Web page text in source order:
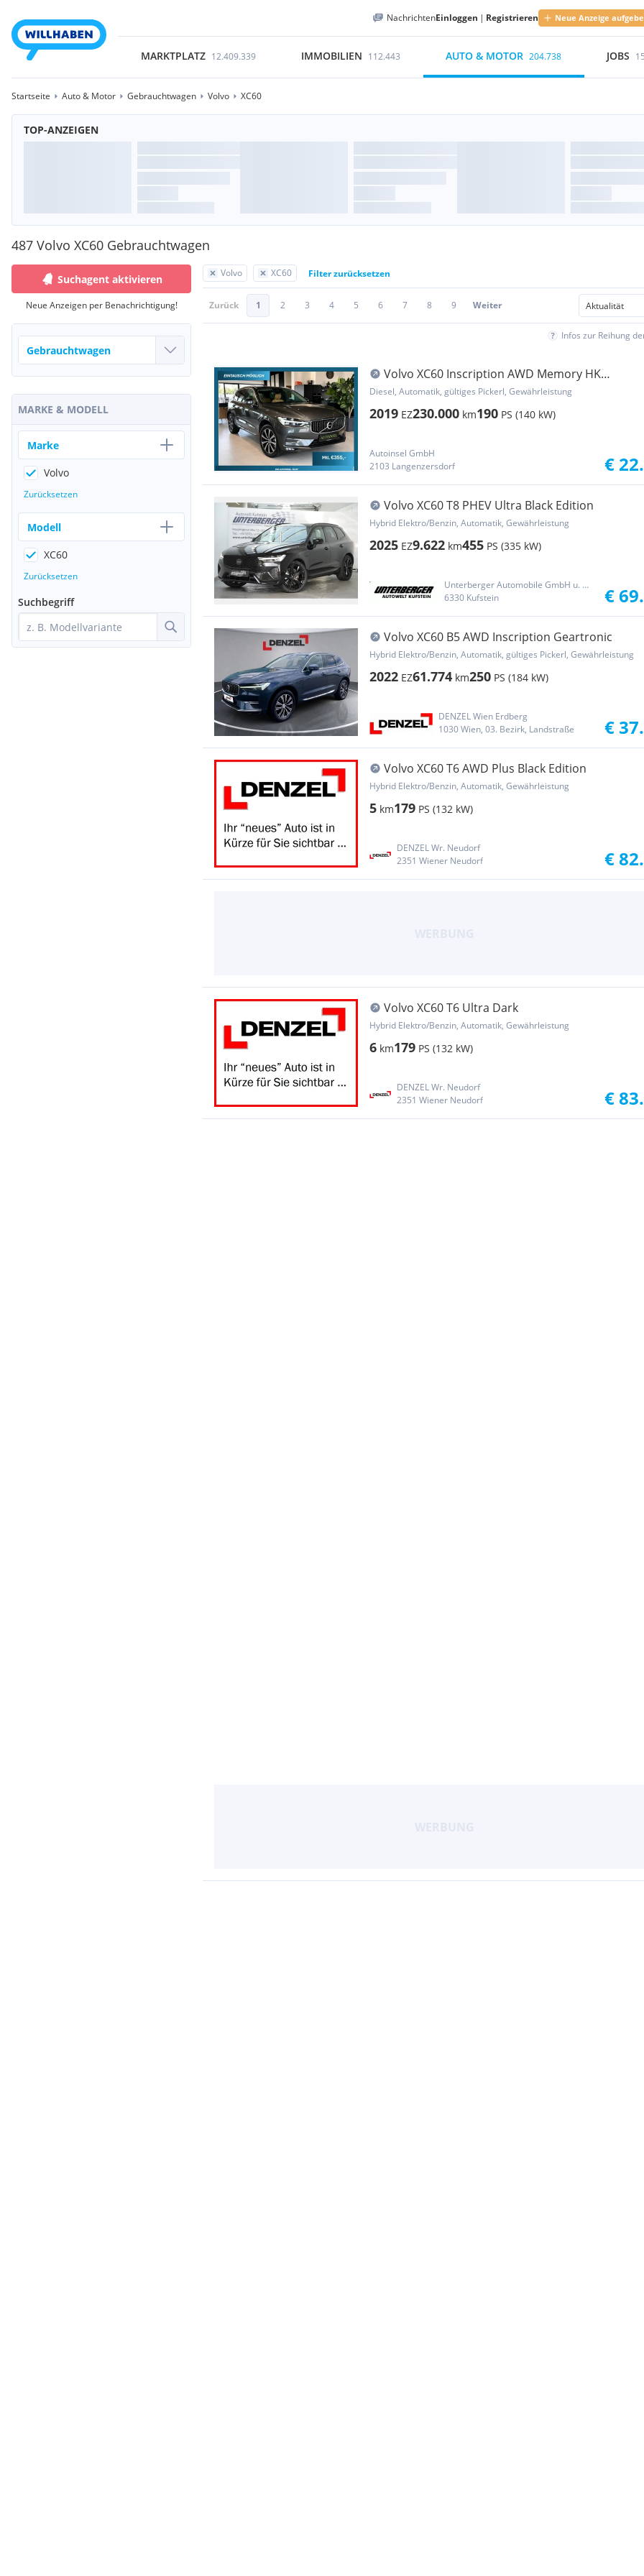
NachrichtenEinloggen | Registrieren Neue Anzeige
MARKTPLATZ 12.409.339 IMMOBILIEN 112.443 AUTO & MOTOR 204.738 JOBS
Startseite Auto & Motor Gebrauchtwagen Volvo XC60
TOP-ANZEIGEN
487 Volvo XC60 Gebrauchtwagen
Volvo XC60 Filter zurücksetzen
Zurück 1 2 3 4 5 6 7 8 9 Weiter
Infos zur Reihung
Volvo XC60 Inscription AWD Memory HK
WR&SR
Diesel, Automatik, gültiges Pickerl, Gewährleistung
2019 EZ230.000 km190 PS (140 kW)
Autoinsel GmbH
2103 Langenzersdorf
€
Volvo XC60 T8 PHEV Ultra Black Edition
Hybrid Elektro/Benzin, Automatik, Gewährleistung
2025 EZ9.622 km455 PS (335 kW)
Unterberger Automobile GmbH u. Co. KG II
6330 Kufstein
€
Volvo XC60 B5 AWD Inscription Geartronic
Hybrid Elektro/Benzin, Automatik, gültiges Pickerl, Gewährleistung
2022 EZ61.774 km250 PS (184 kW)
DENZEL Wien Erdberg
1030 Wien, 03. Bezirk, Landstraße
€
Volvo XC60 T6 AWD Plus Black Edition
Hybrid Elektro/Benzin, Automatik, Gewährleistung
5 km179 PS (132 kW)
DENZEL Wr. Neudorf
2351 Wiener Neudorf
€
Volvo XC60 T6 Ultra Dark
Hybrid Elektro/Benzin, Automatik, Gewährleistung
6 km179 PS (132 kW)
DENZEL Wr. Neudorf
2351 Wiener Neudorf
€
Suchagent aktivieren
Neue Anzeigen per Benachrichtigung!
MARKE & MODELL
Marke
Volvo
Zurücksetzen
Modell
XC60
Zurücksetzen
Suchbegriff